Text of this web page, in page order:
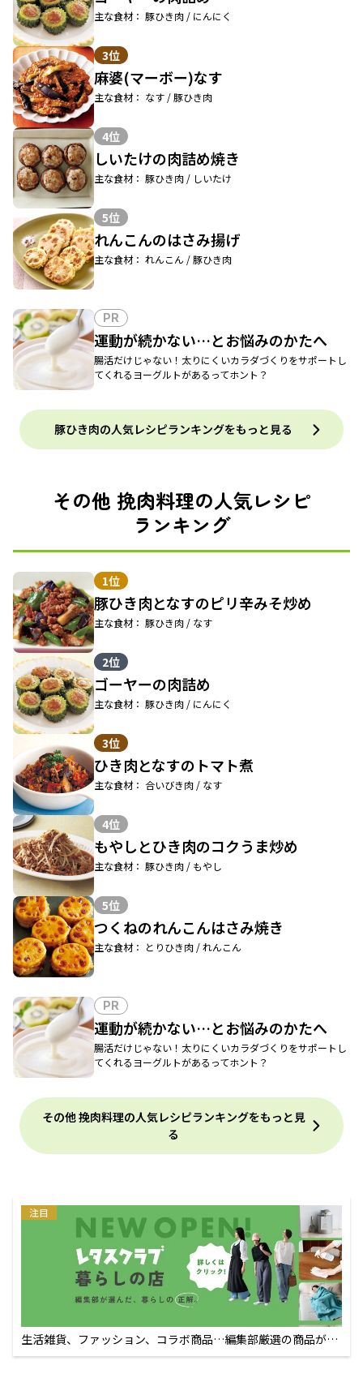
主な食材： 豚ひき肉 / にんにく
3位
麻婆(マーボー)なす
主な食材： なす / 豚ひき肉
4位
しいたけの肉詰め焼き
主な食材： 豚ひき肉 / しいたけ
5位
れんこんのはさみ揚げ
主な食材： れんこん / 豚ひき肉
PR
運動が続かない…とお悩みのかたへ
腸活だけじゃない！太りにくいカラダづくりをサポートし
てくれるヨーグルトがあるってホント？
豚ひき肉の人気レシピランキングをもっと見る
その他 挽肉料理の人気レシピ
ランキング
1位
豚ひき肉となすのピリ辛みそ炒め
主な食材： 豚ひき肉 / なす
2位
ゴーヤーの肉詰め
主な食材： 豚ひき肉 / にんにく
3位
ひき肉となすのトマト煮
主な食材： 合いびき肉 / なす
4位
もやしとひき肉のコクうま炒め
主な食材： 豚ひき肉 / もやし
5位
つくねのれんこんはさみ焼き
主な食材： とりひき肉 / れんこん
PR
運動が続かない…とお悩みのかたへ
腸活だけじゃない！太りにくいカラダづくりをサポートし
てくれるヨーグルトがあるってホント？
その他 挽肉料理の人気レシピランキングをもっと見
る
注目
生活雑貨、ファッション、コラボ商品…編集部厳選の商品が買
えるECサイト